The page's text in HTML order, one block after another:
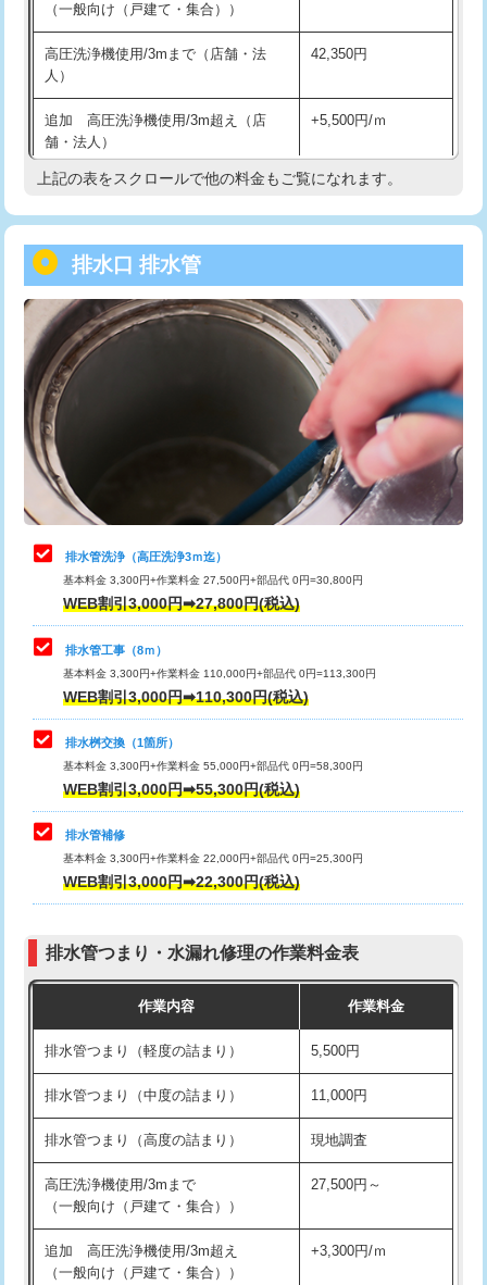
※給水管工事は20mmまでの価格です。
給水管工事※（保温材使用（バンド止
め込み）)
5,500円
給水管工事※（土の掘削・埋め戻し作
業)
11,000円
給水管工事※（塩ビ管（VP・HI）使
用/3ｍまで)
用（追加）/3ｍ超え)
給水管工事※（ライニング鋼管・銅
管・ポリ管・HT管使用/3ｍまで)
44,000円
給水管工事※（ライニング鋼管・銅
管・ポリ管・HT管使用/3ｍ超え)
+8,800円
排水管工事（土の掘削・埋め戻し作
業）
11,000円~
排水管工事（排水管工事/3ｍまで） 55,000円
排水管工事（追加 排水管工事/3ｍ超
え）
マス交換（土の掘削・埋め戻し作業）
マス交換（深さ50㎝未満）
マス交換（深さ50㎝以上）
コンクリート斫り（厚さ10㎝まで）
コンクリート斫り（厚さ10㎝超え）
モルタル補修（厚さ10㎝まで）
モルタル補修（厚さ10㎝超え）
追加人工 16,500円
現場見積
※給水管工事は20mmまでの価格です。
（一般向け（戸建て・集合））
高圧洗浄機使用/3mまで（店舗・法
人）
42,350円
追加 高圧洗浄機使用/3m超え（店
舗・法人）
+5,500円/ｍ
高度高圧洗浄換 現地調査
トーラー機使用/3mまで
追加トーラー機使用/3m超え +3,300円
カメラ調査 33,000円
桝清掃 8,800円
止水・漏水調査・防水処理・清掃・修
理・調整・分解・加工など（軽作業）
11,000円
止水・漏水調査・防水処理・清掃・修
理・調整・分解・加工など（中作業）
22,000円
止水・漏水調査・防水処理・清掃・修
理・調整・分解・加工など（重作業）
33,000円
その他部品の脱着
交換・取付（タンク）
交換・取付(単水栓（壁付・デッキ
式）)
交換・取付(混合水栓（壁付・デッキ
式・ワンホール）)
16,500円+材料費
交換・取付(排水栓・排水トラップ
交換・取付（その他部品） 11,000円+材料費
持込商品取付（単水栓） 13,200円
持込商品取付（混合水栓） 16,500円
持込商品取付（浄水器・分岐水栓） 16,500円
給水管工事※（ホール加工) 16,500円
給水管工事※（バンド止め) 3,300円
給水管工事※（支持金具設置)
給水管工事※（保温材使用（バンド止
め込み）)
5,500円
上記の表をスクロールで他の料金もご覧になれます。
排水口 排水管
排水管洗浄（高圧洗浄3ｍ迄）
基本料金 3,300円+作業料金 27,500円+部品代 0円=30,800円
WEB割引3,000円➡27,800円(税込)
排水管工事（8ｍ）
基本料金 3,300円+作業料金 110,000円+部品代 0円=113,300円
WEB割引3,000円➡110,300円(税込)
排水桝交換（1箇所）
基本料金 3,300円+作業料金 55,000円+部品代 0円=58,300円
WEB割引3,000円➡55,300円(税込)
排水管補修
基本料金 3,300円+作業料金 22,000円+部品代 0円=25,300円
WEB割引3,000円➡22,300円(税込)
排水管つまり・水漏れ修理の作業料金表
作業内容 作業料金
排水管つまり（軽度の詰まり） 5,500円
排水管つまり（中度の詰まり） 11,000円
排水管つまり（高度の詰まり） 現地調査
高圧洗浄機使用/3mまで
（一般向け（戸建て・集合））
27,500円～
追加 高圧洗浄機使用/3m超え
（一般向け（戸建て・集合））
+3,300円/ｍ